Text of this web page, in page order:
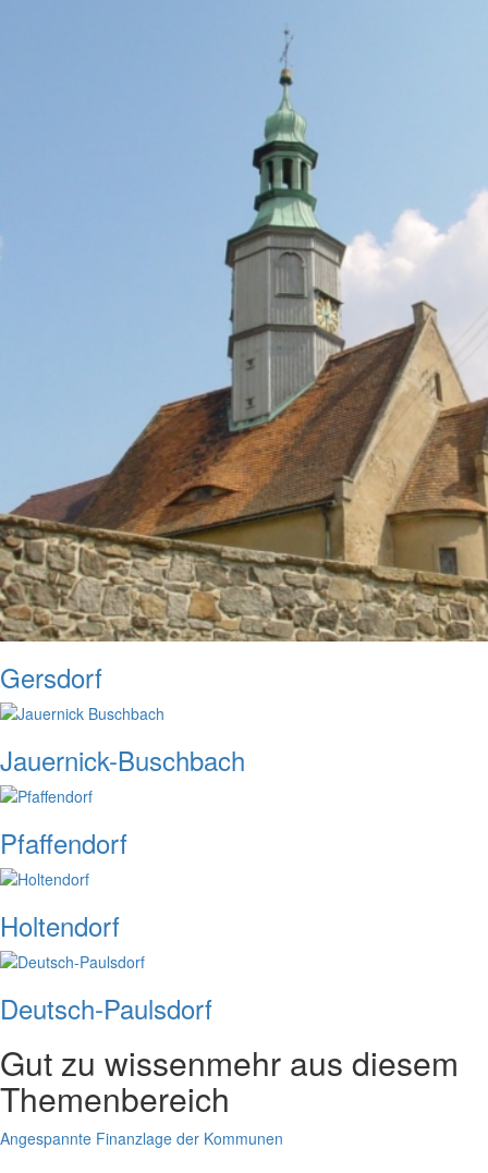
Gersdorf
Jauernick-Buschbach
Pfaffendorf
Holtendorf
Deutsch-Paulsdorf
Gut zu wissenmehr aus diesem
Themenbereich
Angespannte Finanzlage der Kommunen